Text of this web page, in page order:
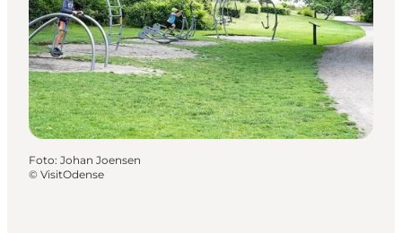
Foto: Johan Joensen
© VisitOdense